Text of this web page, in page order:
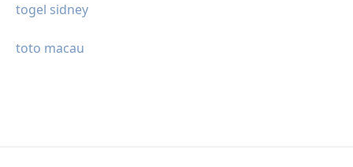
togel sidney
toto macau